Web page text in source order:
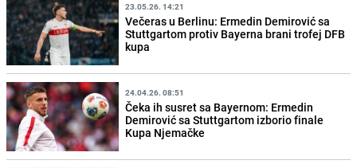
23.05.26. 14:21
Večeras u Berlinu: Ermedin Demirović sa
Stuttgartom protiv Bayerna brani trofej DFB
kupa
24.04.26. 08:51
Čeka ih susret sa Bayernom: Ermedin
Demirović sa Stuttgartom izborio finale
Kupa Njemačke